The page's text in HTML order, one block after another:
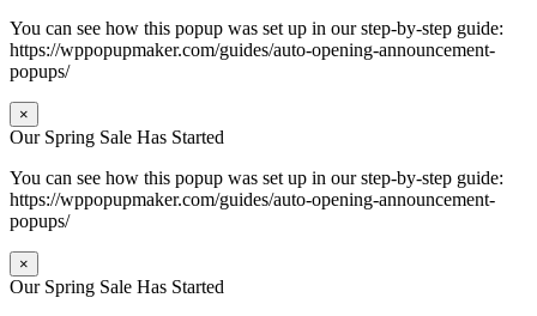
You can see how this popup was set up in our step-by-step guide:
https://wppopupmaker.com/guides/auto-opening-announcement-
popups/
×
Our Spring Sale Has Started
You can see how this popup was set up in our step-by-step guide:
https://wppopupmaker.com/guides/auto-opening-announcement-
popups/
×
Our Spring Sale Has Started